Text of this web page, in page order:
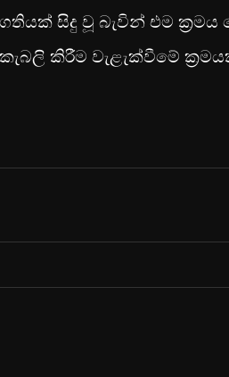
සිදු වූ බැවින් එම
කිරීම වැළැක්වීමේ